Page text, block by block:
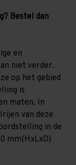
Bestel dan
en
niet verder.
op het gebied
is
maten. In
van deze
in de
mm(HxLxD)